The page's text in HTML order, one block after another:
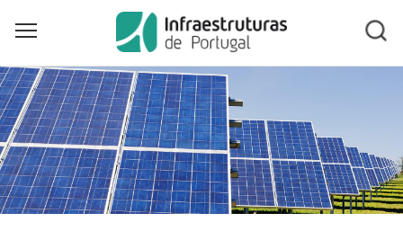
Skip
to
main
content
Toggle main menu visibility